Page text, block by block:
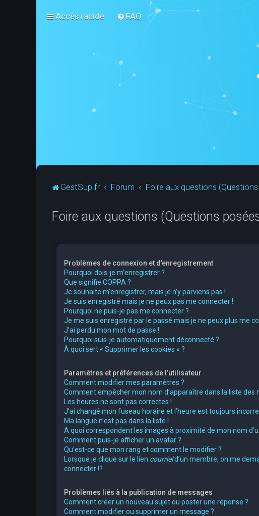
Accès rapide FAQ
GestSup.fr Forum Foire aux questions
Foire aux questions (Questions
Problèmes de connexion et d’enregistrement
Pourquoi dois-je m’enregistrer ?
Que signifie COPPA ?
Je souhaite m’enregistrer, mais je n’y parviens pas !
Je suis enregistré mais je ne peux pas me connecter !
Pourquoi ne puis-je pas me connecter ?
Je me suis enregistré par le passé mais je ne peux plus me
J’ai perdu mon mot de passe !
Pourquoi suis-je automatiquement déconnecté ?
À quoi sert « Supprimer les cookies » ?
Paramètres et préférences de l’utilisateur
Comment modifier mes paramètres ?
Comment empêcher mon nom d’apparaître dans la liste des
Les heures ne sont pas correctes !
J’ai changé mon fuseau horaire et l’heure est toujours
Ma langue n’est pas dans la liste !
A quoi correspondent les images à proximité de mon nom
Comment puis-je afficher un avatar ?
Qu’est-ce que mon rang et comment le modifier ?
Lorsque je clique sur le lien courrield’un membre, on me
connecter !?
Problèmes liés à la publication de messages
Comment créer un nouveau sujet ou poster une réponse ?
Comment modifier ou supprimer un message ?